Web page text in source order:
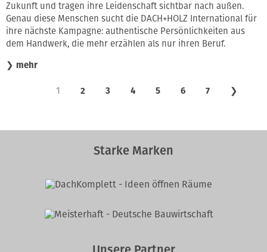
Zukunft und tragen ihre Leidenschaft sichtbar nach außen.
Genau diese Menschen sucht die DACH+HOLZ International für
ihre nächste Kampagne: authentische Persönlichkeiten aus
dem Handwerk, die mehr erzählen als nur ihren Beruf.
❯ mehr
1 2 3 4 5 6 7 ❯
Starke Marken